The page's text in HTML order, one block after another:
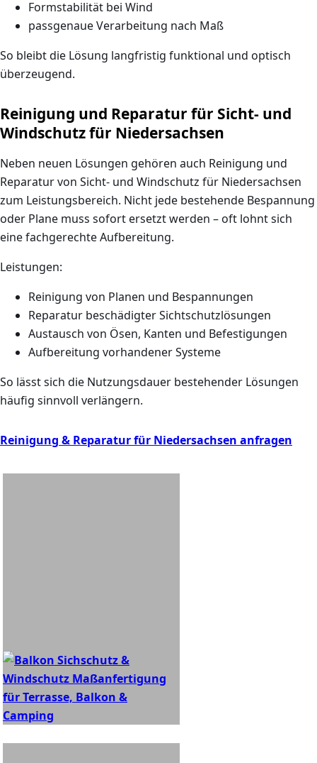
Formstabilität bei Wind
passgenaue Verarbeitung nach Maß
So bleibt die Lösung langfristig funktional und optisch
überzeugend.
Reinigung und Reparatur für Sicht- und
Windschutz für Niedersachsen
Neben neuen Lösungen gehören auch Reinigung und
Reparatur von Sicht- und Windschutz für Niedersachsen
zum Leistungsbereich. Nicht jede bestehende Bespannung
oder Plane muss sofort ersetzt werden – oft lohnt sich
eine fachgerechte Aufbereitung.
Leistungen:
Reinigung von Planen und Bespannungen
Reparatur beschädigter Sichtschutzlösungen
Austausch von Ösen, Kanten und Befestigungen
Aufbereitung vorhandener Systeme
So lässt sich die Nutzungsdauer bestehender Lösungen
häufig sinnvoll verlängern.
Reinigung & Reparatur für Niedersachsen anfragen